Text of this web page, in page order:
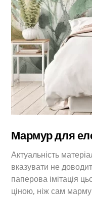
Мармур для
Актуальність
вказувати не
паперова імітація
ціною, ніж сам